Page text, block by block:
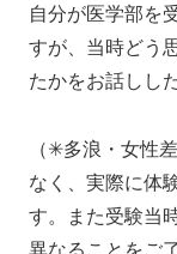
自分が医学部を
すが、当時どう
たかをお話しし
（✳︎多浪・女性
なく、実際に体
す。また受験当
異なることをご